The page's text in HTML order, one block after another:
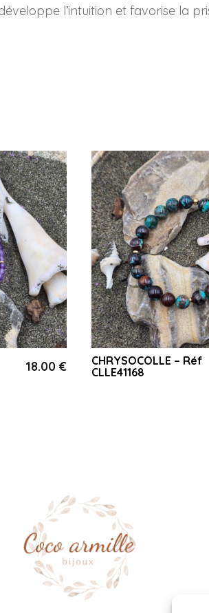
l’intuition et favorise la
18.00 €
CHRYSOCOLLE – Réf
CLLE41168